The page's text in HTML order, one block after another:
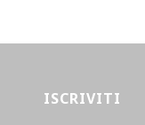
ISCRIVITI